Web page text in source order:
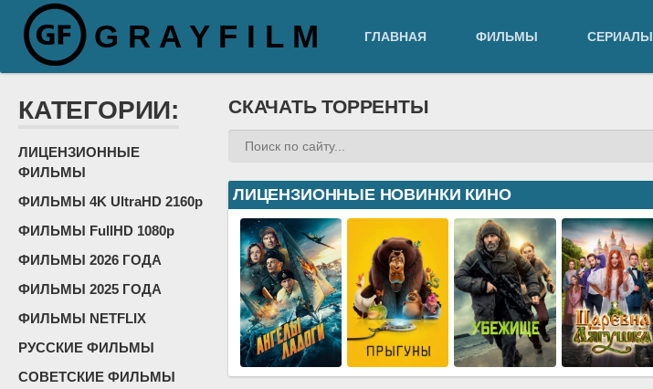
G R A Y F I L M ГЛАВНАЯ ФИЛЬМЫ СЕРИАЛЫ
КАТЕГОРИИ:
ЛИЦЕНЗИОННЫЕ
ФИЛЬМЫ
ФИЛЬМЫ 4K UltraHD 2160p
ФИЛЬМЫ FullHD 1080p
ФИЛЬМЫ 2026 ГОДА
ФИЛЬМЫ 2025 ГОДА
ФИЛЬМЫ NETFLIX
РУССКИЕ ФИЛЬМЫ
СОВЕТСКИЕ ФИЛЬМЫ
СКАЧАТЬ ТОРРЕНТЫ
ЛИЦЕНЗИОННЫЕ НОВИНКИ КИНО